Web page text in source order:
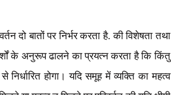
दो बातों पर निर्भर करता है. की विशेषता तथा
के अनुरूप ढालने का प्रयत्न करता है कि किंतु
निर्धारित होगा। यदि समूह में व्यक्ति का महत्व